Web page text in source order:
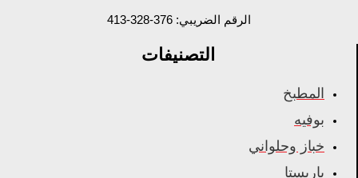
الرقم الضريبي: 376-328-413
التصنيفات
المطبخ
بوفيه
خباز وحلواني
باريستا